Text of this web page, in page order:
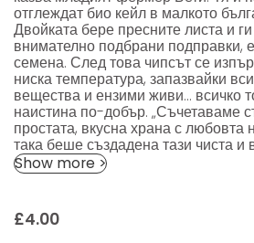
отглеждат био кейл в малкото
Двойката бере пресните листа и
внимателно подбрани подправки,
семена. След това чипсът се
ниска температура, запазвайки
вещества и ензими живи... всичко
наистина по-добър. „Съчетаваме
простата, вкусна храна с
така беше създадена тази чиста и
Show more >
£4.00